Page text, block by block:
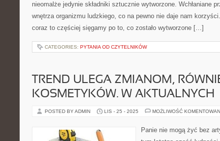
nieomalże jedynie składniki sztucznie wytworzone. Wchłaniane
wnętrza organizmu ludzkiego, co na pewno nie daje nam
coraz to częściej sięgamy po to, co zostało wytworzone […]
CATEGORIES: PYTANIA OD CZYTELNIKÓW
TREND ULEGA ZMIANOM,
KOSMETYKÓW. W AKTUALNYCH
POSTED BY ADMIN LIS - 25 - 2025 MOŻLIWOŚĆ
Panie nie mogą żyć bez